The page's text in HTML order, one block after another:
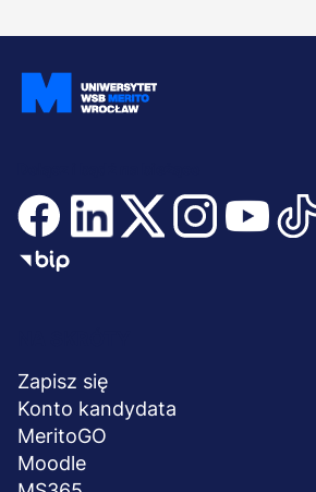
stopka
Zapisz się
Konto kandydata
MeritoGO
Moodle